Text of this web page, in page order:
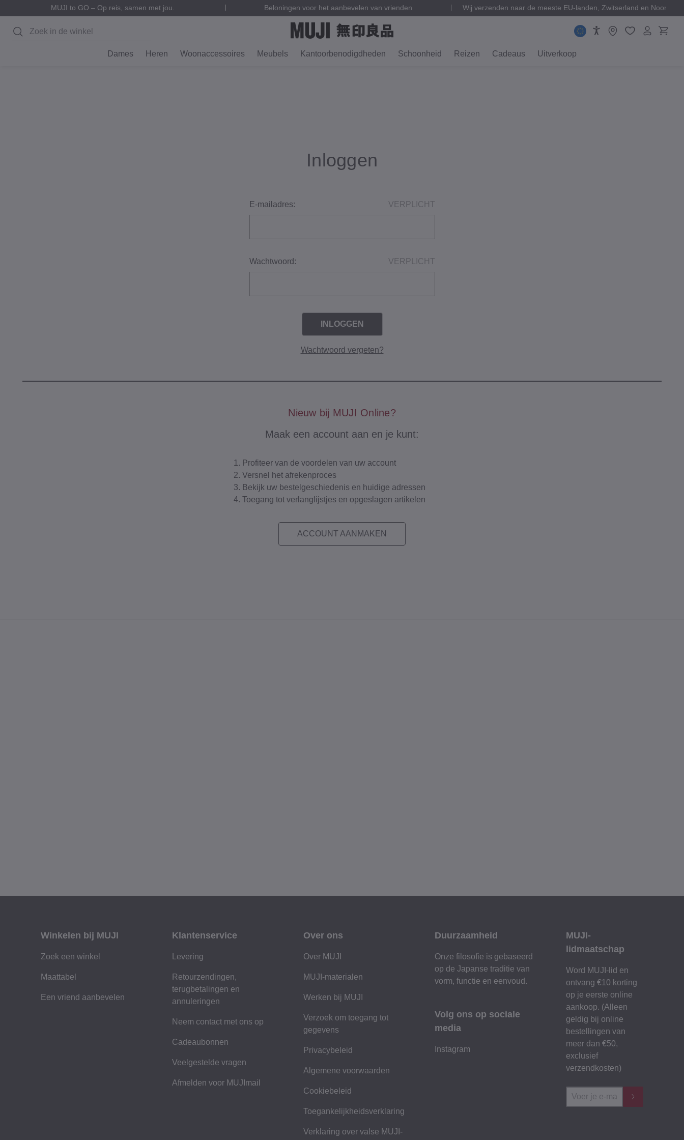
MUJI to GO – Op reis, samen met jou. Beloningen voor het aanbevelen van vrienden Wij verzenden naar de meeste EU-landen, Zwitserland en
Zoeken
Dames Heren Woonaccessoires Meubels Kantoorbenodigdheden Schoonheid Reizen Cadeaus Uitverkoop
Inloggen
E-mailadres: VERPLICHT
Wachtwoord: VERPLICHT
Wachtwoord vergeten?
Nieuw bij MUJI Online?
Maak een account aan en je kunt:
Profiteer van de voordelen van uw account
Versnel het afrekenproces
Bekijk uw bestelgeschiedenis en huidige adressen
Toegang tot verlanglijstjes en opgeslagen artikelen
ACCOUNT AANMAKEN
Winkelen bij MUJI
Zoek een winkel
Maattabel
Een vriend aanbevelen
Klantenservice
Levering
Retourzendingen,
terugbetalingen en
annuleringen
Neem contact met ons op
Cadeaubonnen
Veelgestelde vragen
Afmelden voor MUJImail
Over ons
Over MUJI
MUJI-materialen
Werken bij MUJI
Verzoek om toegang tot
gegevens
Privacybeleid
Algemene voorwaarden
Cookiebeleid
Toegankelijkheidsverklaring
Verklaring over valse MUJI-
Duurzaamheid
Onze filosofie is gebaseerd
op de Japanse traditie van
vorm, functie en eenvoud.
Volg ons op sociale
media
Instagram
MUJI-
lidmaatschap
Word MUJI-lid en
ontvang €10 korting
op je eerste online
aankoop. (Alleen
geldig bij online
bestellingen van
meer dan €50,
exclusief
verzendkosten)